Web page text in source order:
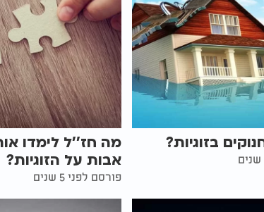
בזוגיות?
מה חז''ל לימדו
אבות על הזוגיות?
פורסם לפני 5 שנים